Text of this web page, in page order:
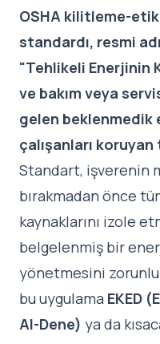
OSHA kilitleme-
standardı, resmi
"Tehlikeli Enerjinin
ve bakım veya
gelen beklenmedik
çalışanları
Standart, işverenin
bırakmadan önce
kaynaklarını izole
belgelenmiş bir
yönetmesini
bu uygulama EKED
Al-Dene) ya da